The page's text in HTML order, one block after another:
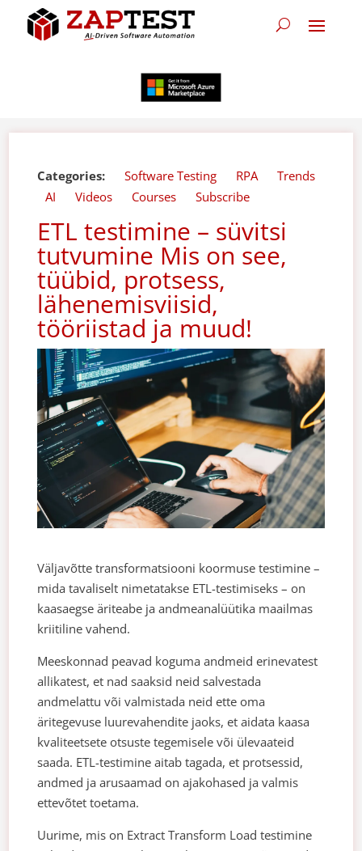
Categories: Software Testing RPA
Trends
AI
Videos Courses Subscribe
ETL testimine – süvitsi
tutvumine Mis on see,
tüübid, protsess,
lähenemisviisid,
tööriistad ja muud!
Väljavõtte transformatsiooni koormuse testimine –
mida tavaliselt nimetatakse ETL-testimiseks – on
kaasaegse äriteabe ja andmeanalüütika maailmas
kriitiline vahend.
Meeskonnad peavad koguma andmeid erinevatest
allikatest, et nad saaksid neid salvestada
andmelattu või valmistada neid ette oma
äritegevuse luurevahendite jaoks, et aidata kaasa
kvaliteetsete otsuste tegemisele või ülevaateid
saada. ETL-testimine aitab tagada, et protsessid,
andmed ja arusaamad on ajakohased ja valmis
ettevõtet toetama.
Uurime, mis on Extract Transform Load testimine